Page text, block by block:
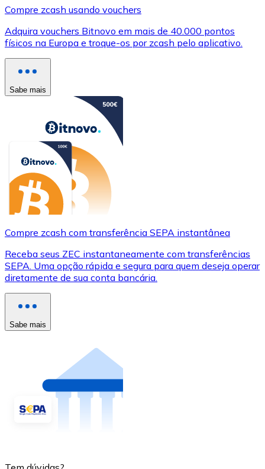
Compre zcash usando vouchers
Adquira vouchers Bitnovo em mais de 40.000 pontos
físicos na Europa e troque-os por zcash pelo aplicativo.
Sabe mais
Compre zcash com transferência SEPA instantânea
Receba seus ZEC instantaneamente com transferências
SEPA. Uma opção rápida e segura para quem deseja operar
diretamente de sua conta bancária.
Sabe mais